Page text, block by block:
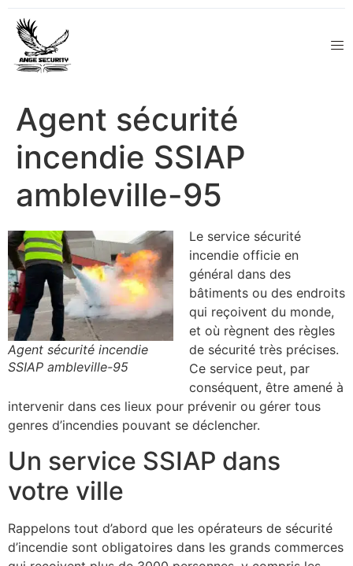
Agent sécurité
incendie SSIAP
ambleville-95
Agent sécurité incendie
SSIAP ambleville-95
Le service sécurité
incendie officie en
général dans des
bâtiments ou des endroits
qui reçoivent du monde,
et où règnent des règles
de sécurité très précises.
Ce service peut, par
conséquent, être amené à
intervenir dans ces lieux pour prévenir ou gérer tous
genres d’incendies pouvant se déclencher.
Un service SSIAP dans
votre ville
Rappelons tout d’abord que les opérateurs de sécurité
d’incendie sont obligatoires dans les grands commerces